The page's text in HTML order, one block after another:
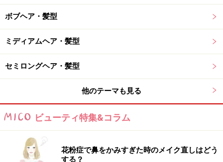
おすすめ3：血色感も抜け感も両立するオレンジベージュ
（画像提供：bangs［バングス］）
ったりです。オレンジは顔の血色を良くしてくれるた
め、顔が明るくなります。ミディアムの髪の毛はコテで
ゆるく巻くのがポイントです。あるいは思い切ってパー
マをかけると毎日のスタイリングが楽になります。全体
的に抜け感のあるカラー＆スタイルです。
【このスタイルが似合う髪のタイプ】
ボブヘア・髪型
ミディアムヘア・髪型
セミロングヘア・髪型
他のテーマも見る
ビューティ特集&コラム
花粉症で鼻をかみすぎた時のメイク直しはどう
する？